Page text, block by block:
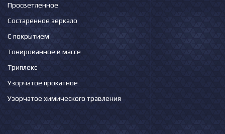
Просветленное
Состаренное зеркало
С покрытием
Тонированное в массе
Триплекс
Узорчатое прокатное
Узорчатое химического травления